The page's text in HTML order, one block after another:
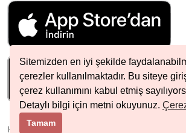
Sitemizden en iyi şekilde
çerezler kullanılmaktadır. Bu siteye
çerez kullanımını kabul etmiş
Detaylı bilgi için metni okuyunuz.
Tamam
HIZLI İLETIŞIM